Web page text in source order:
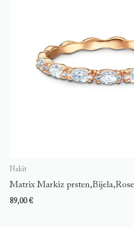
Nakit
Matrix Markiz
89,00€